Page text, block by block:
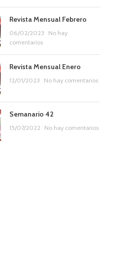
Revista Mensual Febrero
06/02/2023
No hay
comentarios
Revista Mensual Enero
12/01/2023 No hay comentarios
Semanario 42
15/07/2022 No hay comentarios